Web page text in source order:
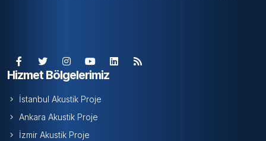
Hizmet Bölgelerimiz
İstanbul Akustik Proje
Ankara Akustik Proje
İzmir Akustik Proje